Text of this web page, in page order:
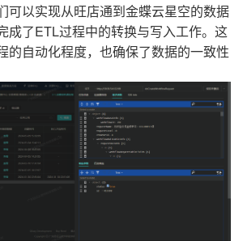
可以实现从旺店通到金蝶云星空的数据
成了ETL过程中的转换与写入工作。这
的自动化程度，也确保了数据的一致性